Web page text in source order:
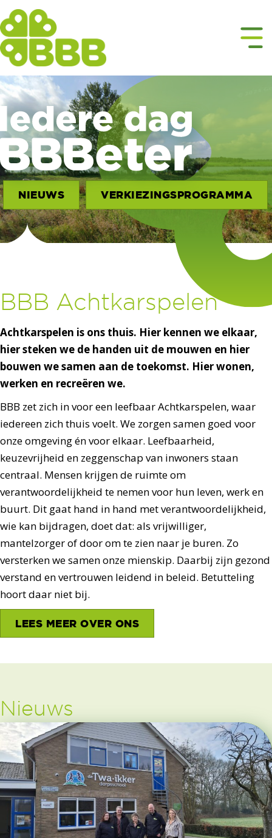
NIEUWS VERKIEZINGSPROGRAMMA
BBB Achtkarspelen
Achtkarspelen is ons thuis. Hier kennen we elkaar,
hier steken we de handen uit de mouwen en hier
bouwen we samen aan de toekomst. Hier wonen,
werken en recreëren we.
BBB zet zich in voor een leefbaar Achtkarspelen, waar
iedereen zich thuis voelt. We zorgen samen goed voor
onze omgeving én voor elkaar. Leefbaarheid,
keuzevrijheid en zeggenschap van inwoners staan
centraal. Mensen krijgen de ruimte om
verantwoordelijkheid te nemen voor hun leven, werk en
buurt. Dit gaat hand in hand met verantwoordelijkheid,
wie kan bijdragen, doet dat: als vrijwilliger,
mantelzorger of door om te zien naar je buren. Zo
versterken we samen onze mienskip. Daarbij zijn gezond
verstand en vertrouwen leidend in beleid. Betutteling
hoort daar niet bij.
LEES MEER OVER ONS
Nieuws